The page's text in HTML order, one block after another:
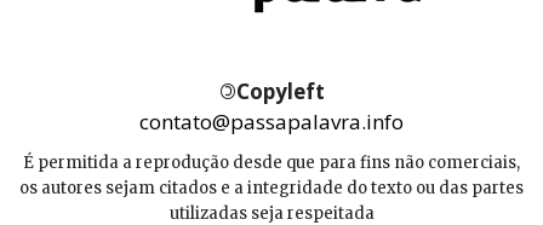
©Copyleft
contato@passapalavra.info
É permitida a reprodução desde que para fins não comerciais,
os autores sejam citados e a integridade do texto ou das partes
utilizadas seja respeitada